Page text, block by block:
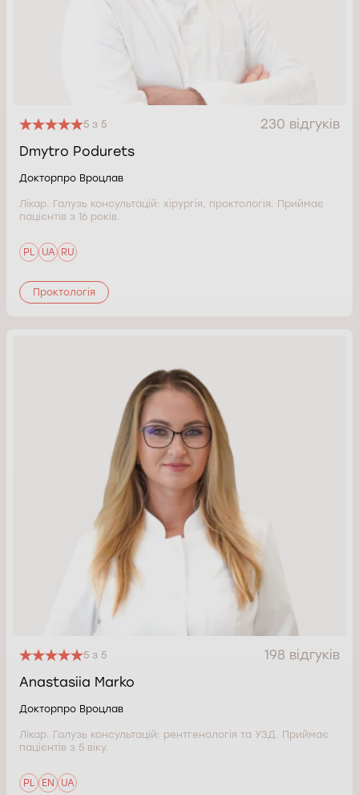
5 з 5
230 відгуків
Dmytro Podurets
Докторпро Вроцлав
Лікар. Галузь консультацій: хірургія, проктологія. Приймає
пацієнтів з 16 років.
PL UA RU
Проктологія
5 з 5
198 відгуків
Anastasiia Marko
Докторпро Вроцлав
Лікар. Галузь консультацій: рентгенологія та УЗД. Приймає
пацієнтів з 5 віку.
PL EN UA